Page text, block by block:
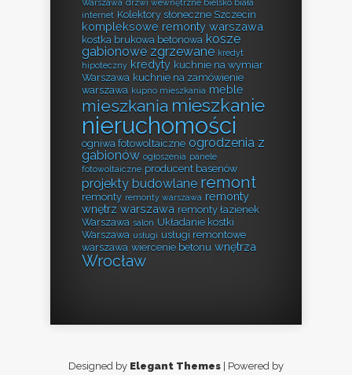
Warszawa drzwi wewnętrzne bielsko biała
internet Kolektory słoneczne Szczecin
kompleksowe remonty warszawa
kostka brukowa betonowa kosze
gabionowe zgrzewane kredyt
hipoteczny kredyty kuchnie na wymiar
Warszawa kuchnie na zamówienie
warszawa kupno mieszkania meble
mieszkania mieszkanie
nieruchomości
ogniwa fotowoltaiczne ogrodzenia z
gabionów ogłoszenia panele
fotowoltaiczne producent basenów
projekty budowlane remont
remonty remonty warszawa remonty
wnętrz warszawa remonty łazienek
Warszawa salon Układanie kostki
Warszawa usługi usługi remontowe
warszawa wiercenie betonu wnętrza
Wrocław
Designed by Elegant Themes | Powered by